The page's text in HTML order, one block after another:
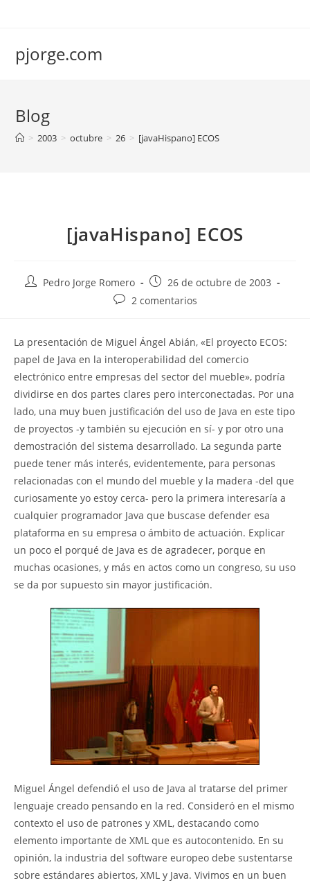
pjorge.com
Blog
> 2003 > octubre > 26 > [javaHispano] ECOS
[javaHispano] ECOS
AutorPedro Jorge Romero
Publicación
de
26 de octubre de 2003
Comentarios
entrada:
2 comentarios
La presentación de Miguel Ángel Abián, «El proyecto ECOS:
papel de Java en la interoperabilidad del comercio
electrónico entre empresas del sector del mueble», podría
dividirse en dos partes clares pero interconectadas. Por una
lado, una muy buen justificación del uso de Java en este tipo
de proyectos -y también su ejecución en sí- y por otro una
demostración del sistema desarrollado. La segunda parte
puede tener más interés, evidentemente, para personas
relacionadas con el mundo del mueble y la madera -del que
curiosamente yo estoy cerca- pero la primera interesaría a
cualquier programador Java que buscase defender esa
plataforma en su empresa o ámbito de actuación. Explicar
un poco el porqué de Java es de agradecer, porque en
muchas ocasiones, y más en actos como un congreso, su uso
se da por supuesto sin mayor justificación.
Miguel Ángel defendió el uso de Java al tratarse del primer
lenguaje creado pensando en la red. Consideró en el mismo
contexto el uso de patrones y XML, destacando como
elemento importante de XML que es autocontenido. En su
opinión, la industria del software europeo debe sustentarse
sobre estándares abiertos, XML y Java. Vivimos en un buen